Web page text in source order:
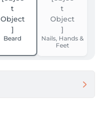
Beard
Nails, Hands &
Feet